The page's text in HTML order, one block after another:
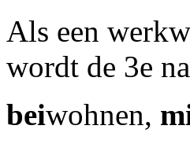
Als een
wordt de 3e
beiwohnen,